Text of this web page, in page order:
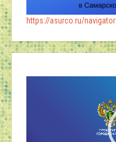
https://asurco.ru/navigator